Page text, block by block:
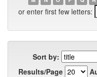
or enter first few letters:
Sort by:
Results/Page